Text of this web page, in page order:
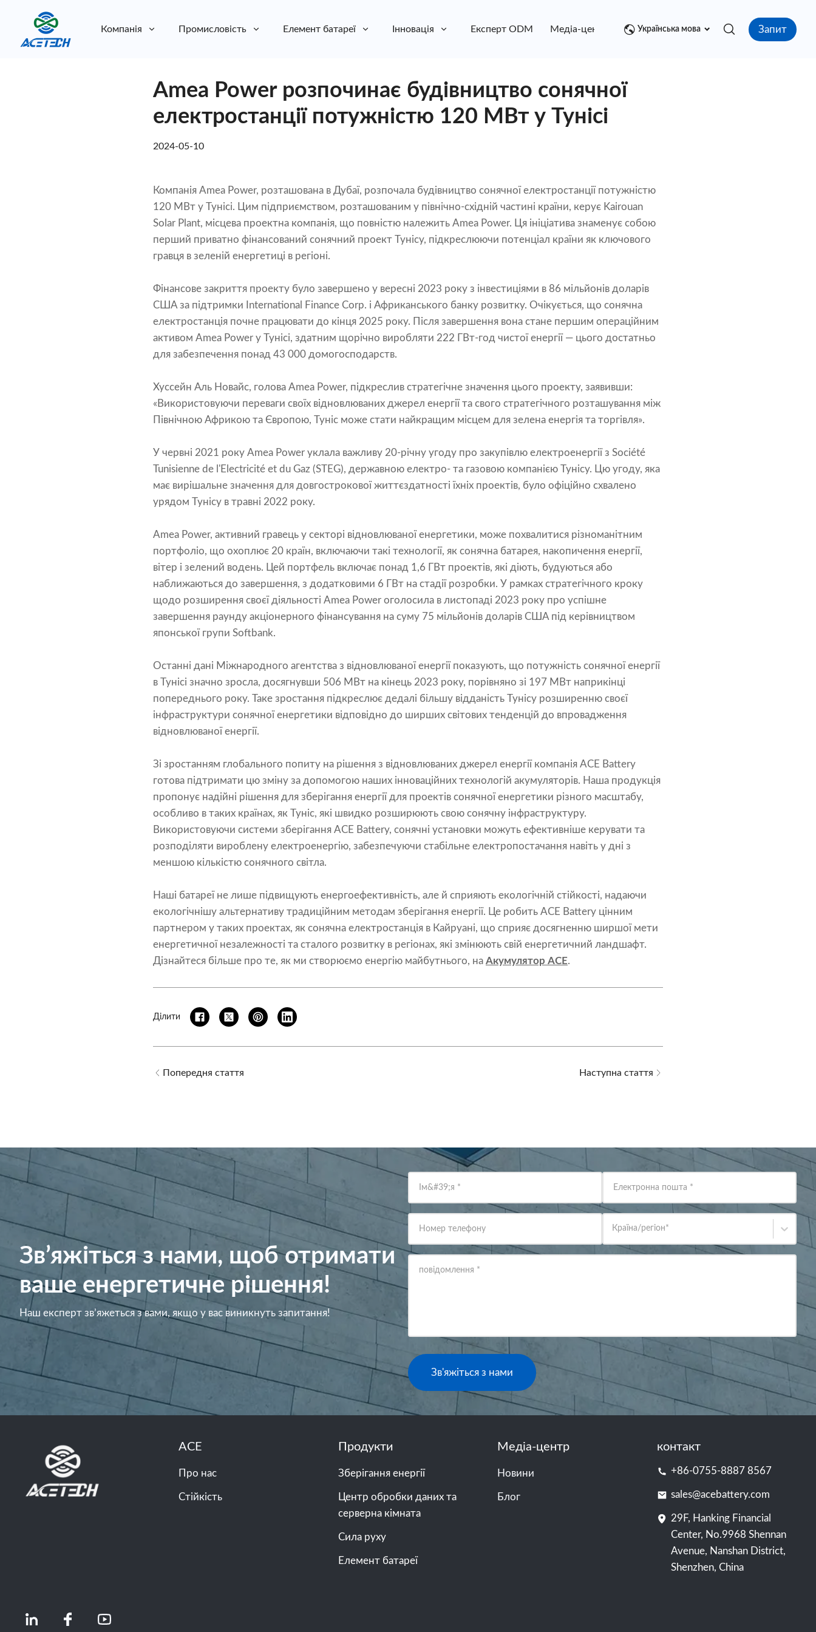
Компанія Промисловість Елемент батареї Інновація Експерт ODM Медіа-центр контакт
Українська мова Запит
Amea Power розпочинає будівництво сонячної
електростанції потужністю 120 МВт у Тунісі
2024-05-10
Компанія Amea Power, розташована в Дубаї, розпочала будівництво сонячної електростанції потужністю
120 МВт у Тунісі. Цим підприємством, розташованим у північно-східній частині країни, керує Kairouan
Solar Plant, місцева проектна компанія, що повністю належить Amea Power. Ця ініціатива знаменує собою
перший приватно фінансований сонячний проект Тунісу, підкреслюючи потенціал країни як ключового
гравця в зеленій енергетиці в регіоні.
Фінансове закриття проекту було завершено у вересні 2023 року з інвестиціями в 86 мільйонів доларів
США за підтримки International Finance Corp. і Африканського банку розвитку. Очікується, що сонячна
електростанція почне працювати до кінця 2025 року. Після завершення вона стане першим операційним
активом Amea Power у Тунісі, здатним щорічно виробляти 222 ГВт-год чистої енергії — цього достатньо
для забезпечення понад 43 000 домогосподарств.
Хуссейн Аль Новайс, голова Amea Power, підкреслив стратегічне значення цього проекту, заявивши:
«Використовуючи переваги своїх відновлюваних джерел енергії та свого стратегічного розташування між
Північною Африкою та Європою, Туніс може стати найкращим місцем для зелена енергія та торгівля».
У червні 2021 року Amea Power уклала важливу 20-річну угоду про закупівлю електроенергії з Société
Tunisienne de l'Electricité et du Gaz (STEG), державною електро- та газовою компанією Тунісу. Цю угоду, яка
має вирішальне значення для довгострокової життєздатності їхніх проектів, було офіційно схвалено
урядом Тунісу в травні 2022 року.
Amea Power, активний гравець у секторі відновлюваної енергетики, може похвалитися різноманітним
портфоліо, що охоплює 20 країн, включаючи такі технології, як сонячна батарея, накопичення енергії,
вітер і зелений водень. Цей портфель включає понад 1,6 ГВт проектів, які діють, будуються або
наближаються до завершення, з додатковими 6 ГВт на стадії розробки. У рамках стратегічного кроку
щодо розширення своєї діяльності Amea Power оголосила в листопаді 2023 року про успішне
завершення раунду акціонерного фінансування на суму 75 мільйонів доларів США під керівництвом
японської групи Softbank.
Останні дані Міжнародного агентства з відновлюваної енергії показують, що потужність сонячної енергії
в Тунісі значно зросла, досягнувши 506 МВт на кінець 2023 року, порівняно зі 197 МВт наприкінці
попереднього року. Таке зростання підкреслює дедалі більшу відданість Тунісу розширенню своєї
інфраструктури сонячної енергетики відповідно до ширших світових тенденцій до впровадження
відновлюваної енергії.
Зі зростанням глобального попиту на рішення з відновлюваних джерел енергії компанія ACE Battery
готова підтримати цю зміну за допомогою наших інноваційних технологій акумуляторів. Наша продукція
пропонує надійні рішення для зберігання енергії для проектів сонячної енергетики різного масштабу,
особливо в таких країнах, як Туніс, які швидко розширюють свою сонячну інфраструктуру.
Використовуючи системи зберігання ACE Battery, сонячні установки можуть ефективніше керувати та
розподіляти вироблену електроенергію, забезпечуючи стабільне електропостачання навіть у дні з
меншою кількістю сонячного світла.
Наші батареї не лише підвищують енергоефективність, але й сприяють екологічній стійкості, надаючи
екологічнішу альтернативу традиційним методам зберігання енергії. Це робить ACE Battery цінним
партнером у таких проектах, як сонячна електростанція в Кайруані, що сприяє досягненню ширшої мети
енергетичної незалежності та сталого розвитку в регіонах, які змінюють свій енергетичний ландшафт.
Дізнайтеся більше про те, як ми створюємо енергію майбутнього, на Акумулятор ACE.
Ділити
Попередня стаття Наступна стаття
Зв’яжіться з нами, щоб отримати
ваше енергетичне рішення!
Наш експерт зв’яжеться з вами, якщо у вас виникнуть запитання!
Ім&#39;я * Електронна пошта *
Номер телефону Країна/регіон*
повідомлення *
Зв'яжіться з нами
ACE
Про нас
Стійкість
Продукти
Зберігання енергії
Центр обробки даних та
серверна кімната
Сила руху
Елемент батареї
Медіа-центр
Новини
Блог
контакт
+86-0755-8887 8567
sales@acebattery.com
29F, Hanking Financial
Center, No.9968 Shennan
Avenue, Nanshan District,
Shenzhen, China